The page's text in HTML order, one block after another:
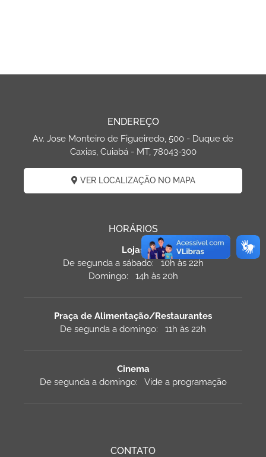
ENDEREÇO
Av. Jose Monteiro de Figueiredo, 500 - Duque de
Caxias, Cuiabá - MT, 78043-300
VER LOCALIZAÇÃO NO MAPA
HORÁRIOS
Lojas
De segunda a sábado: 10h às 22h
Domingo: 14h às 20h
Praça de Alimentação/Restaurantes
De segunda a domingo: 11h às 22h
Cinema
De segunda a domingo: Vide a programação
CONTATO